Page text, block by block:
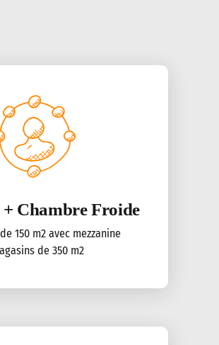
Chambre Froide
150 m2 avec mezzanine
de 350 m2